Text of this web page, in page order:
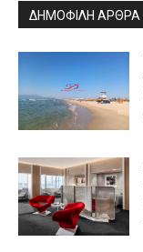
ΔΗΜΟΦΙΛΗ ΑΡΘΡΑ